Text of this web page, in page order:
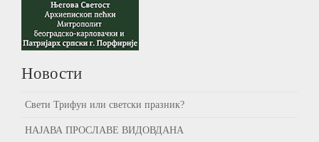
Новости
Свети Трифун или светски празник?
НАЈАВА ПРОСЛАВЕ ВИДОВДАНА